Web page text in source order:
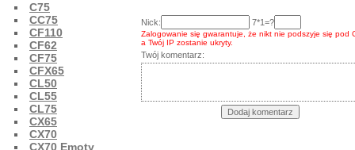
C75
CC75
CF110
CF62
CF75
CFX65
CL50
CL55
CL75
CX65
CX70
CX70 Emoty
Nick: 7*1=?
Zalogowanie się gwarantuje, że nikt nie podszyje się pod
a Twój IP zostanie ukryty.
Twój komentarz: